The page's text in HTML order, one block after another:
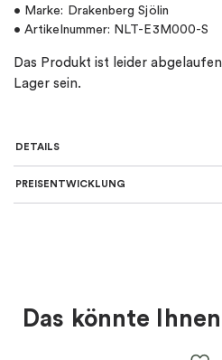
• Marke: Drakenberg Sjölin
• Artikelnummer: NLT-E3M000-S
Das Produkt ist leider
Lager sein.
DETAILS
SKU
PREISENTWICKLUNG
Das könnte